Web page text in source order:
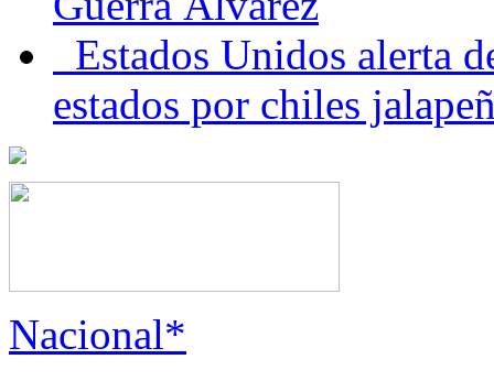
Estados Unidos alerta
estados por chiles
Nacional*